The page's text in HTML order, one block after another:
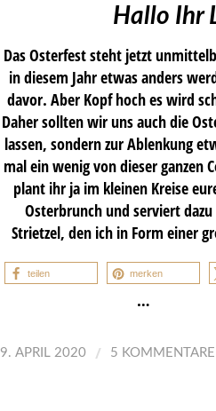
Hallo Ihr
Das Osterfest steht jetzt
in diesem Jahr etwas anders
davor. Aber Kopf hoch es wird
Daher sollten wir uns auch die
lassen, sondern zur Ablenkung
mal ein wenig von dieser ganzen
plant ihr ja im kleinen Kreise
Osterbrunch und serviert
Strietzel, den ich in Form einer
teilen merken
…
9. APRIL 2020 / 5 KOMMENTARE